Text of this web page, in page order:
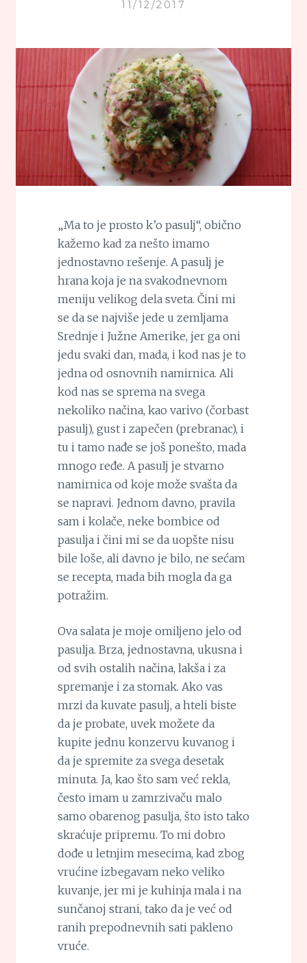
11/12/2017
„Ma to je prosto k’o pasulj“, obično
kažemo kad za nešto imamo
jednostavno rešenje. A pasulj je
hrana koja je na svakodnevnom
meniju velikog dela sveta. Čini mi
se da se najviše jede u zemljama
Srednje i Južne Amerike, jer ga oni
jedu svaki dan, mada, i kod nas je to
jedna od osnovnih namirnica. Ali
kod nas se sprema na svega
nekoliko načina, kao varivo (čorbast
pasulj), gust i zapečen (prebranac), i
tu i tamo nađe se još ponešto, mada
mnogo ređe. A pasulj je stvarno
namirnica od koje može svašta da
se napravi. Jednom davno, pravila
sam i kolače, neke bombice od
pasulja i čini mi se da uopšte nisu
bile loše, ali davno je bilo, ne sećam
se recepta, mada bih mogla da ga
potražim.
Ova salata je moje omiljeno jelo od
pasulja. Brza, jednostavna, ukusna i
od svih ostalih načina, lakša i za
spremanje i za stomak. Ako vas
mrzi da kuvate pasulj, a hteli biste
da je probate, uvek možete da
kupite jednu konzervu kuvanog i
da je spremite za svega desetak
minuta. Ja, kao što sam već rekla,
često imam u zamrzivaču malo
samo obarenog pasulja, što isto tako
skraćuje pripremu. To mi dobro
dođe u letnjim mesecima, kad zbog
vrućine izbegavam neko veliko
kuvanje, jer mi je kuhinja mala i na
sunčanoj strani, tako da je već od
ranih prepodnevnih sati pakleno
vruće.